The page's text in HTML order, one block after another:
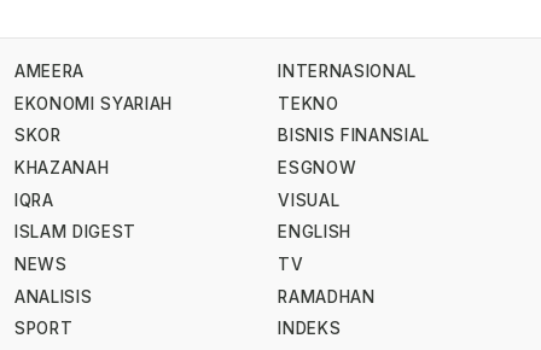
AMEERA
EKONOMI SYARIAH
SKOR
KHAZANAH
IQRA
ISLAM DIGEST
NEWS
ANALISIS
SPORT
INTERNASIONAL
TEKNO
BISNIS FINANSIAL
ESGNOW
VISUAL
ENGLISH
TV
RAMADHAN
INDEKS